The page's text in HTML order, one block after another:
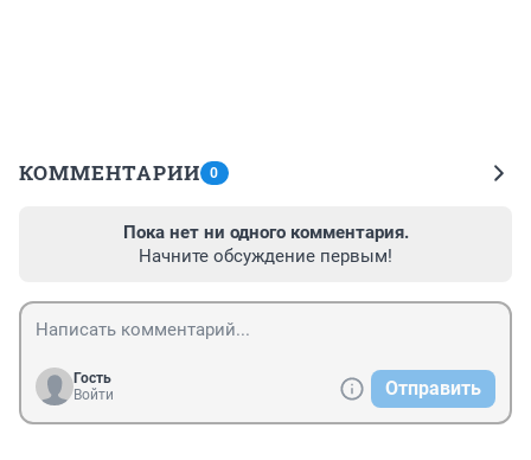
КОММЕНТАРИИ 0
Пока нет ни одного комментария.
Начните обсуждение первым!
Гость
Войти
Отправить